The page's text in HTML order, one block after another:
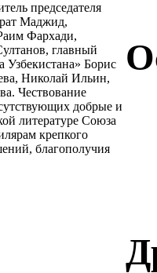
председателя
Маджид,
Фархади,
главный
Узбекистана» Борис
Николай Ильин,
Чествование
добрые и
литературе Союза
крепкого
благополучия